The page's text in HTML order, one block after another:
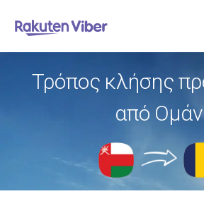
Τρόπος κλήσης
από Ομάν